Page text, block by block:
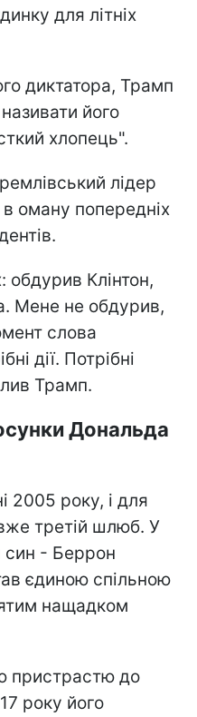
для літніх
диктатора, Трамп
його
хлопець".
лідер
оману попередніх
обдурив Клінтон,
Мене не обдурив,
слова
дії. Потрібні
Трамп.
Дональда
2005 року, і для
третій шлюб. У
- Беррон
єдиною спільною
нащадком
пристрастю до
року його